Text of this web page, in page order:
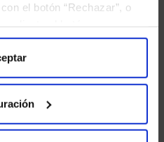
el botón “Rechazar”, o
Política
y consiento el
personales.